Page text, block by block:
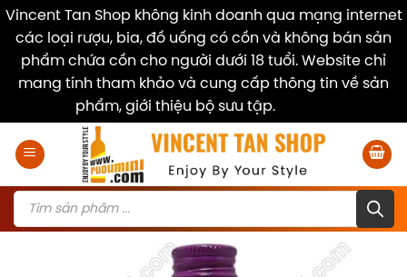
Vincent Tan Shop không kinh doanh qua mạng internet
các loại rượu, bia, đồ uống có cồn và không bán sản
phẩm chứa cồn cho người dưới 18 tuổi. Website chỉ
mang tính tham khảo và cung cấp thông tin về sản
phẩm, giới thiệu bộ sưu tập.
Products
search